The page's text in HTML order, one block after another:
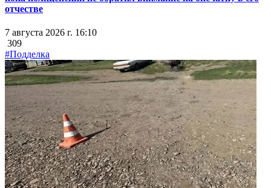
отчестве
7 августа 2026 г. 16:10
309
#Подделка